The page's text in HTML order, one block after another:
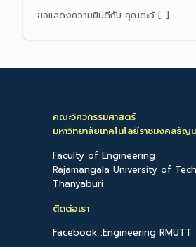
ขอแสดงความยินดีกับ คุณตะวั[…]
คณะวิศวกรรมศาสตร์
มหาวิทยาลัยเทคโนโลยีราชมงคลธัญ
Faculty of Engineering
Rajamangala University of
Thanyaburi
ติดต่อเรา
Facebook :Engineering RMUTT